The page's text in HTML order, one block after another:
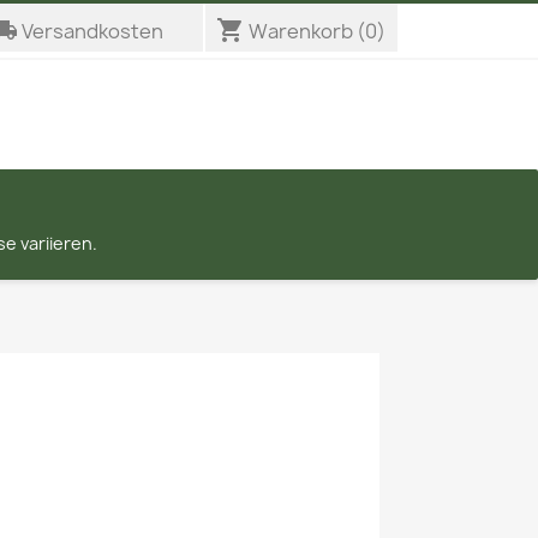
Versandkosten shopping_cart Warenkorb (0)
variieren.